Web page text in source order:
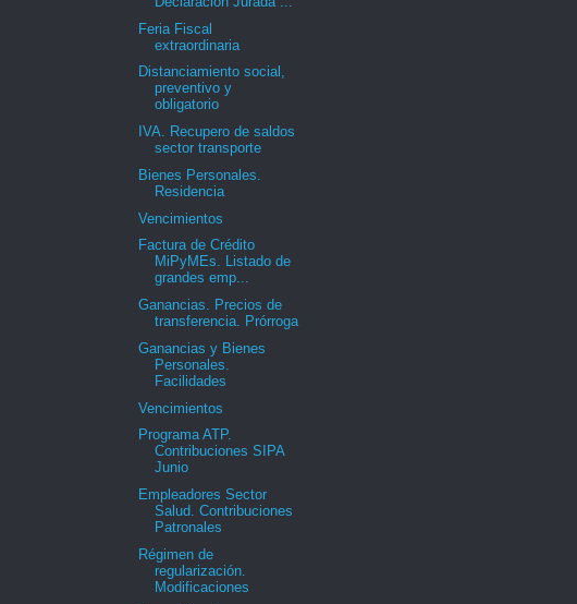
Feria Fiscal
extraordinaria
Distanciamiento social,
preventivo y
obligatorio
IVA. Recupero de saldos
sector transporte
Bienes Personales.
Residencia
Vencimientos
Factura de Crédito
MiPyMEs. Listado de
grandes emp...
Ganancias. Precios de
transferencia. Prórroga
Ganancias y Bienes
Personales.
Facilidades
Vencimientos
Programa ATP.
Contribuciones SIPA
Junio
Empleadores Sector
Salud. Contribuciones
Patronales
Régimen de
regularización.
Modificaciones